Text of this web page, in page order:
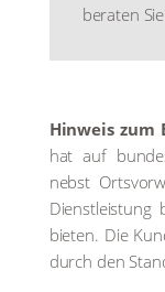
bera­ten
Hin­weis zum
hat auf
nebst
Dienst­leis­tung
bie­ten. Die
durch den